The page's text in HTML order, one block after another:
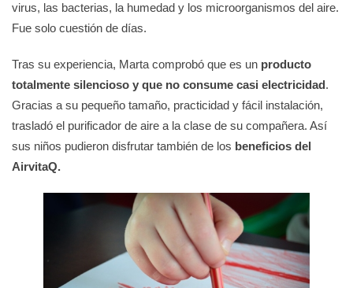
virus, las bacterias, la humedad y los microorganismos del aire.
Fue solo cuestión de días.
Tras su experiencia, Marta comprobó que es un producto
totalmente silencioso y que no consume casi electricidad.
Gracias a su pequeño tamaño, practicidad y fácil instalación,
trasladó el purificador de aire a la clase de su compañera. Así
sus niños pudieron disfrutar también de los beneficios del
AirvitaQ.